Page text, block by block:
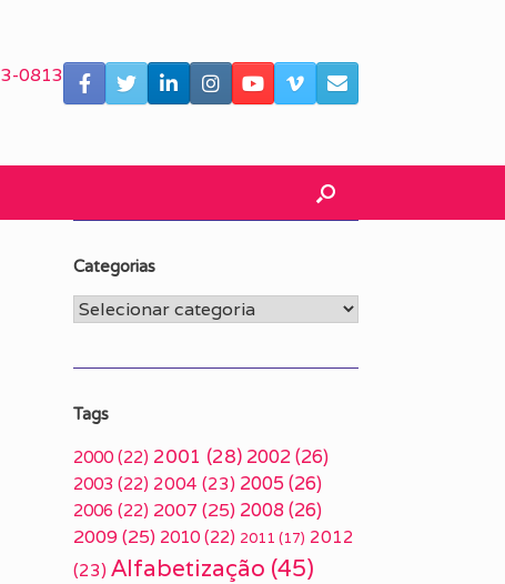
0813
Categorias
Categorias
Tags
2000 (22) 2001 (28) 2002(26)
2003 (22) 2004 (23) 2005 (26)
2006 (22) 2007 (25) 2008(26)
2009(25) 2010 (22) 2011 (17) 2012
(23) Alfabetização (45)